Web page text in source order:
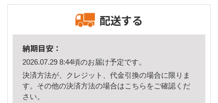
配送する
納期目安：
2026.07.29 8:44頃のお届け予定です。
決済方法が、クレジット、代金引換の場合に限りま
す。その他の決済方法の場合はこちら をご確認くだ
さい。